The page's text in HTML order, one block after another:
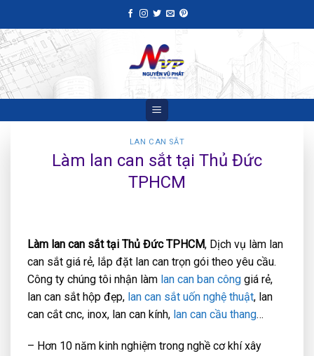
to
content
LAN CAN SẮT
Làm lan can sắt tại Thủ Đức
TPHCM
Làm lan can sắt tại Thủ Đức TPHCM, Dịch vụ làm lan
can sắt giá rẻ, lắp đặt lan can trọn gói theo yêu cầu.
Công ty chúng tôi nhận làm lan can ban công giá rẻ,
lan can sắt hộp đẹp, lan can sắt uốn nghệ thuật, lan
can cắt cnc, inox, lan can kính, lan can cầu thang…
– Hơn 10 năm kinh nghiệm trong nghề cơ khí xây